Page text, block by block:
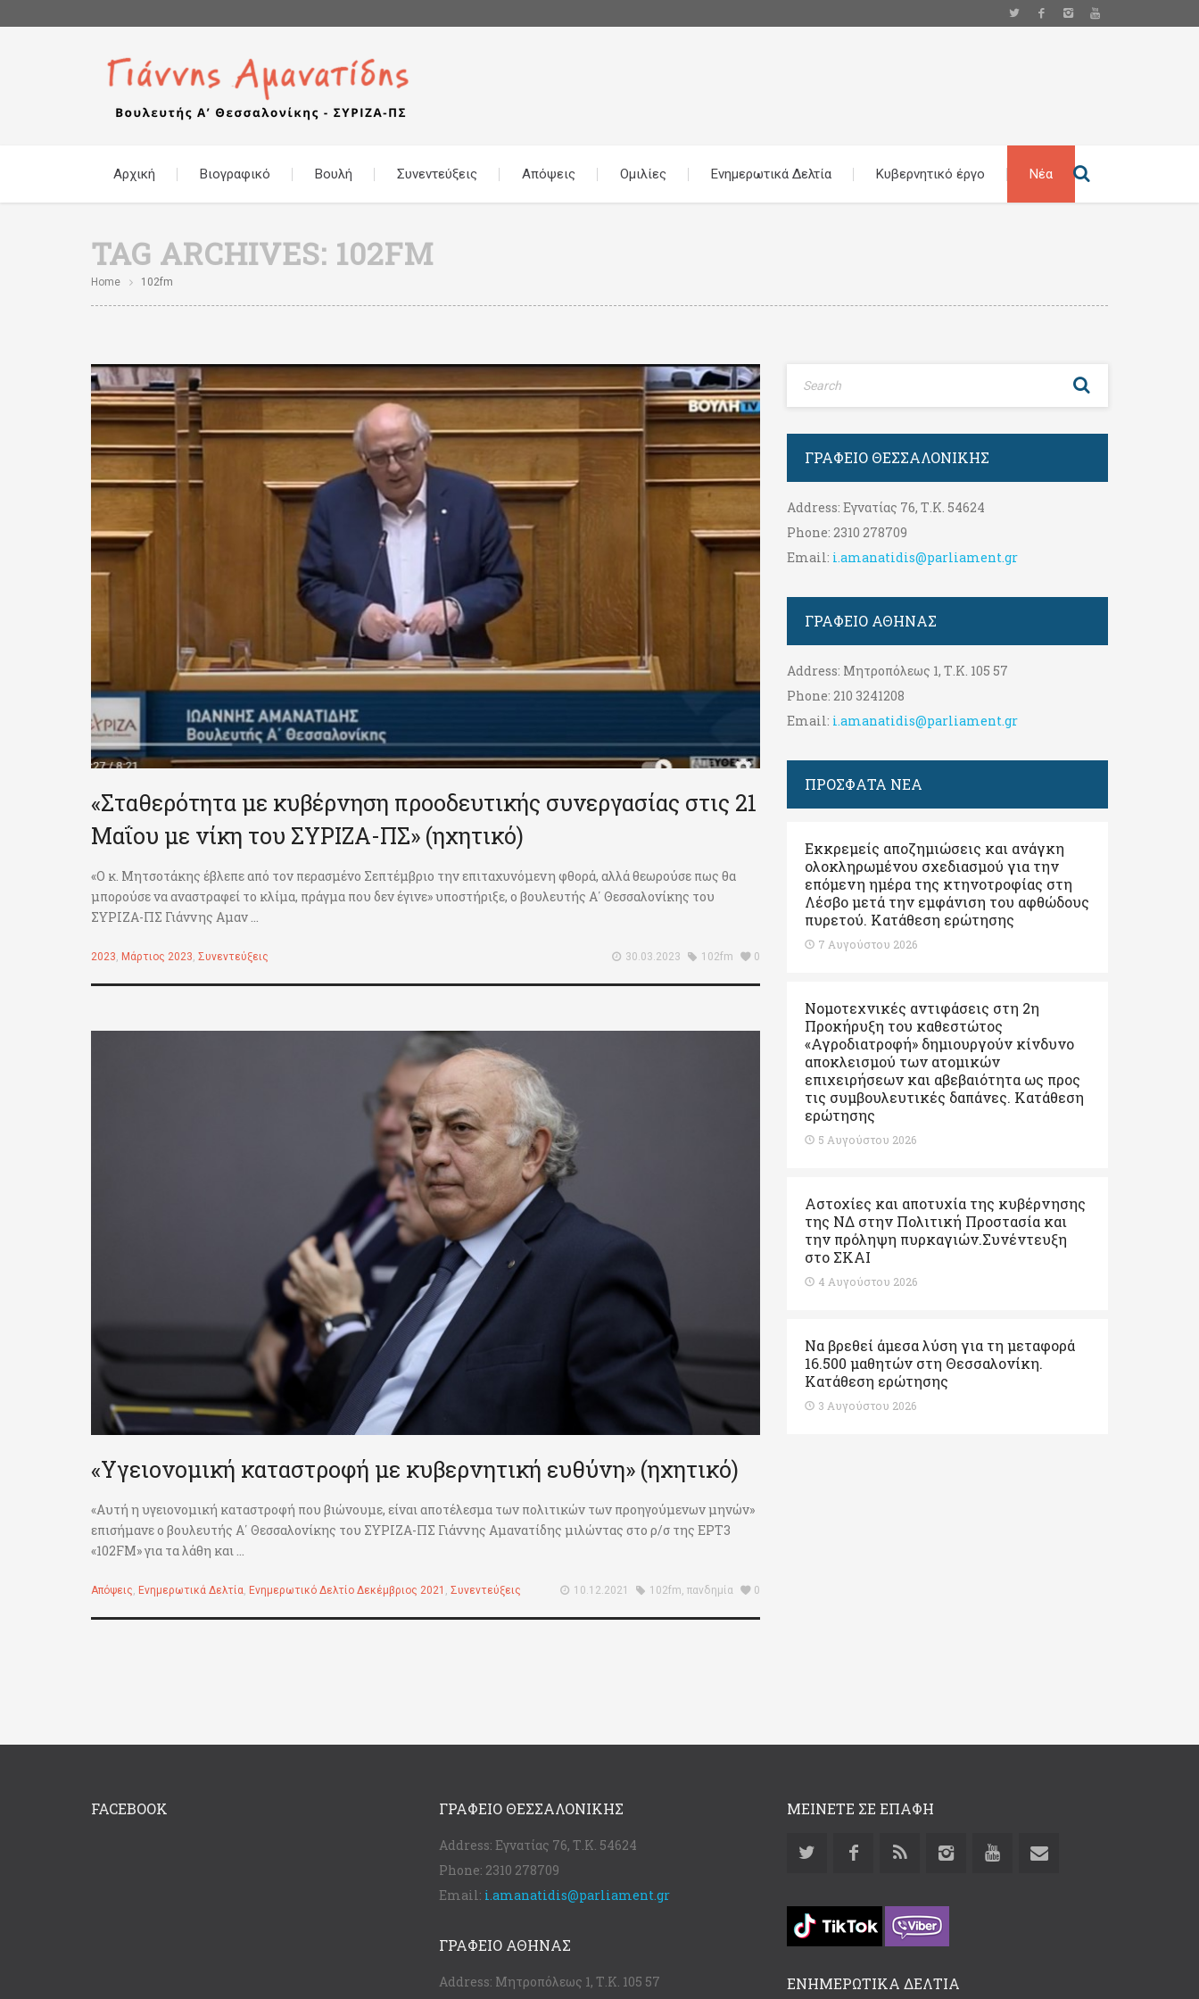
Αρχική Βιογραφικό Βουλή Συνεντεύξεις Απόψεις Ομιλίες Ενημερωτικά Δελτία Κυβερνητικό έργο Νέα
TAG ARCHIVES: 102FM
Home 102fm
«Σταθερότητα με κυβέρνηση προοδευτικής συνεργασίας στις 21
Μαΐου με νίκη του ΣΥΡΙΖΑ-ΠΣ» (ηχητικό)
«Ο κ. Μητσοτάκης έβλεπε από τον περασμένο Σεπτέμβριο την επιταχυνόμενη φθορά, αλλά θεωρούσε πως θα
μπορούσε να αναστραφεί το κλίμα, πράγμα που δεν έγινε» υποστήριξε, ο βουλευτής Α΄ Θεσσαλονίκης του
ΣΥΡΙΖΑ-ΠΣ Γιάννης Αμαν ...
2023, Μάρτιος 2023, Συνεντεύξεις 30.03.2023 102fm 0
«Υγειονομική καταστροφή με κυβερνητική ευθύνη» (ηχητικό)
«Αυτή η υγειονομική καταστροφή που βιώνουμε, είναι αποτέλεσμα των πολιτικών των προηγούμενων μηνών»
επισήμανε ο βουλευτής Α΄ Θεσσαλονίκης του ΣΥΡΙΖΑ-ΠΣ Γιάννης Αμανατίδης μιλώντας στο ρ/σ της ΕΡΤ3
«102FM» για τα λάθη και ...
Απόψεις, Ενημερωτικά Δελτία, Ενημερωτικό Δελτίο Δεκέμβριος 2021 , Συνεντεύξεις 10.12.2021 102fm, πανδημία 0
ΓΡΑΦΕΊΟ ΘΕΣΣΑΛΟΝΊΚΗΣ
Address: Εγνατίας 76, Τ.Κ. 54624
Phone: 2310 278709
Email: i.amanatidis@parliament.gr
ΓΡΑΦΕΊΟ ΑΘΉΝΑΣ
Address: Μητροπόλεως 1, Τ.Κ. 105 57
Phone: 210 3241208
Email: i.amanatidis@parliament.gr
ΠΡΟΣΦΑΤΑ ΝΕΑ
Εκκρεμείς αποζημιώσεις και ανάγκη
ολοκληρωμένου σχεδιασμού για την
επόμενη ημέρα της κτηνοτροφίας στη
Λέσβο μετά την εμφάνιση του αφθώδους
πυρετού. Kατάθεση ερώτησης
7 Αυγούστου 2026
Νομοτεχνικές αντιφάσεις στη 2η
Προκήρυξη του καθεστώτος
«Αγροδιατροφή» δημιουργούν κίνδυνο
αποκλεισμού των ατομικών
επιχειρήσεων και αβεβαιότητα ως προς
τις συμβουλευτικές δαπάνες. Κατάθεση
ερώτησης
5 Αυγούστου 2026
Αστοχίες και αποτυχία της κυβέρνησης
της ΝΔ στην Πολιτική Προστασία και
την πρόληψη πυρκαγιών.Συνέντευξη
στο ΣΚΑΙ
4 Αυγούστου 2026
Να βρεθεί άμεσα λύση για τη μεταφορά
16.500 μαθητών στη Θεσσαλονίκη.
Κατάθεση ερώτησης
3 Αυγούστου 2026
FACEBOOK ΓΡΑΦΕΊΟ ΘΕΣΣΑΛΟΝΊΚΗΣ
Address: Εγνατίας 76, Τ.Κ. 54624
Phone: 2310 278709
Email: i.amanatidis@parliament.gr
ΓΡΑΦΕΊΟ ΑΘΉΝΑΣ
Address: Μητροπόλεως 1, Τ.Κ. 105 57
ΜΕΙΝΕΤΕ ΣΕ ΕΠΑΦΗ
ΕΝΗΜΕΡΩΤΙΚΑ ΔΕΛΤΙΑ